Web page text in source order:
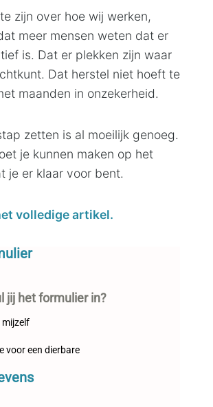
zijn over hoe wij werken,
meer mensen weten dat er
is. Dat er plekken zijn waar
Dat herstel niet hoeft te
maanden in onzekerheid.
zetten is al moeilijk genoeg.
je kunnen maken op het
je er klaar voor bent.
volledige artikel.
jij het formulier in?
mijzelf
voor een dierbare